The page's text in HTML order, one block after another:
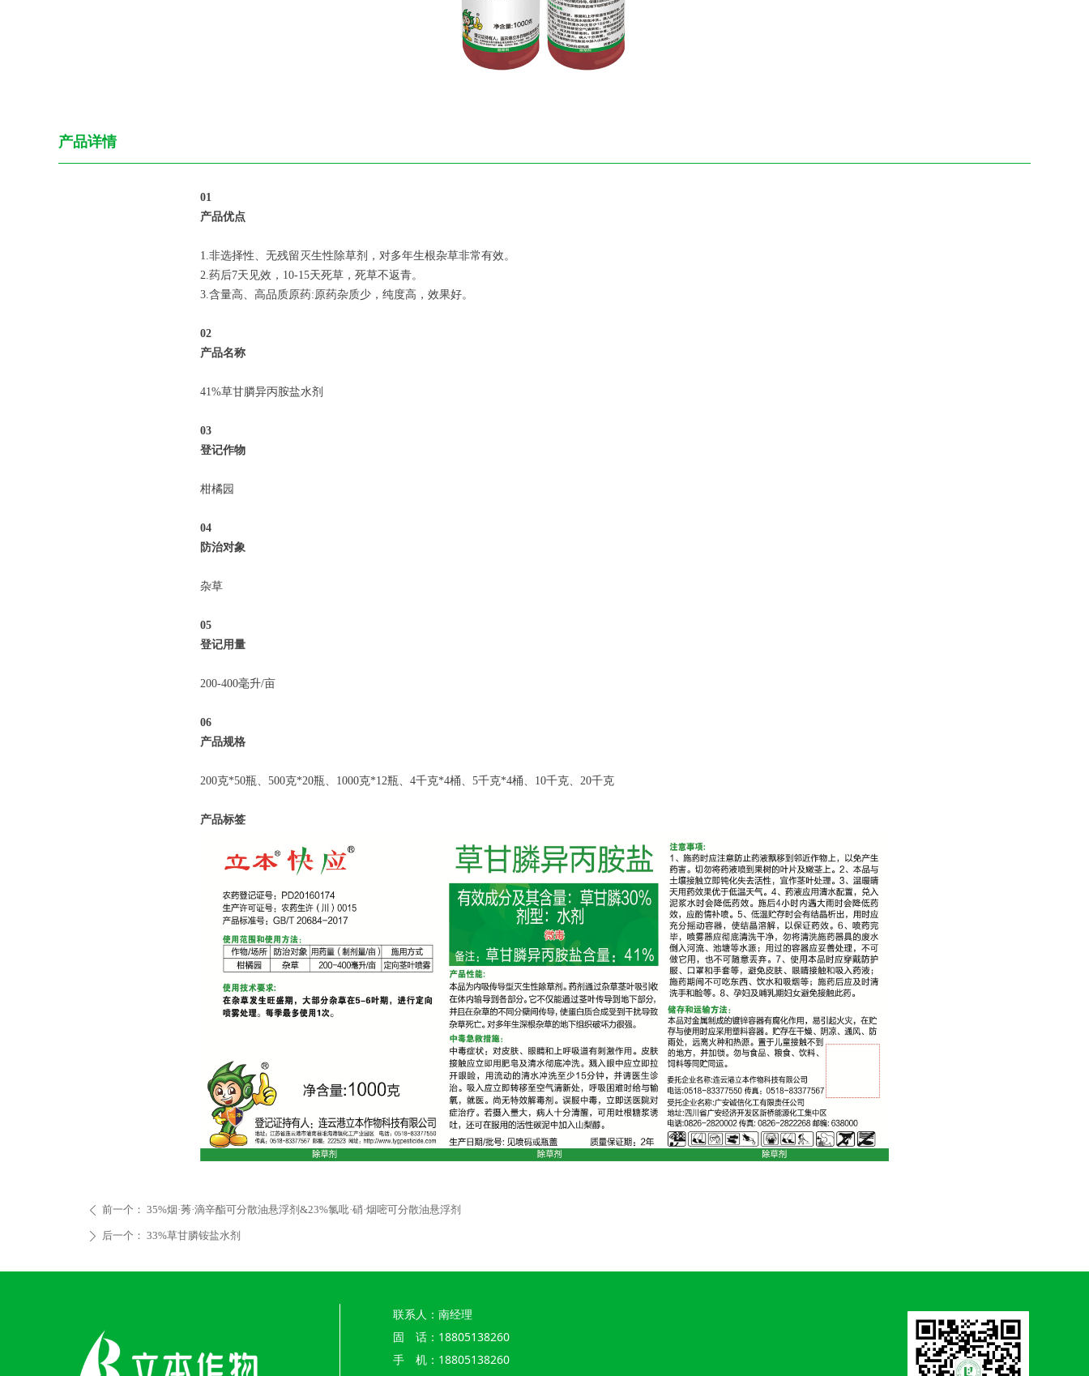
01
产品优点
1.非选择性、无残留灭生性除草剂，对多年生根杂草非常有效。
2.药后7天见效，10-15天死草，死草不返青。
3.含量高、高品质原药:原药杂质少，纯度高，效果好。
02
产品名称
41%草甘膦异丙胺盐水剂
03
登记作物
柑橘园
04
防治对象
杂草
05
登记用量
200-400毫升/亩
06
产品规格
200克*50瓶、500克*20瓶、1000克*12瓶、4千克*4桶、5千克*4桶、10千克、20千克
产品标签
ꄴ 前一个： 35%烟·莠·滴辛酯可分散油悬浮剂&23%氯吡·硝·烟嘧可分散油悬浮剂
ꄲ 后一个： 33%草甘膦铵盐水剂
产品详情
联系人：南经理
固 话：18805138260
手 机：18805138260